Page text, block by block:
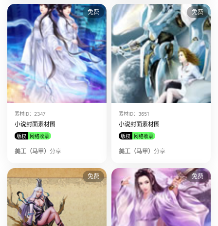
免费
素材ID：2347
小说封面素材图
版权 网络收录
美工（马甲） 分享
免费
素材ID：3651
小说封面素材图
版权 网络收录
美工（马甲） 分享
免费 免费